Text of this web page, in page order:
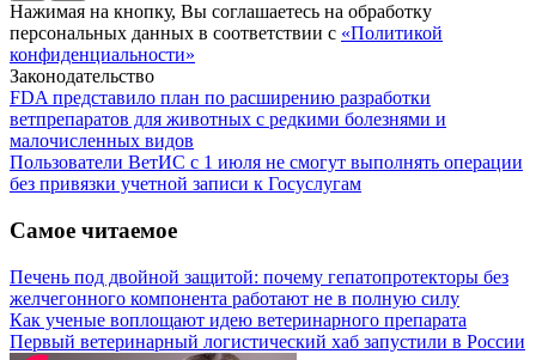
Нажимая на кнопку, Вы соглашаетесь на обработку
персональных данных в соответствии с «Политикой
конфиденциальности»
Законодательство
FDA представило план по расширению разработки
ветпрепаратов для животных с редкими болезнями и
малочисленных видов
Пользователи ВетИС с 1 июля не смогут выполнять операции
без привязки учетной записи к Госуслугам
Самое читаемое
Печень под двойной защитой: почему гепатопротекторы без
желчегонного компонента работают не в полную силу
Как ученые воплощают идею ветеринарного препарата
Первый ветеринарный логистический хаб запустили в России